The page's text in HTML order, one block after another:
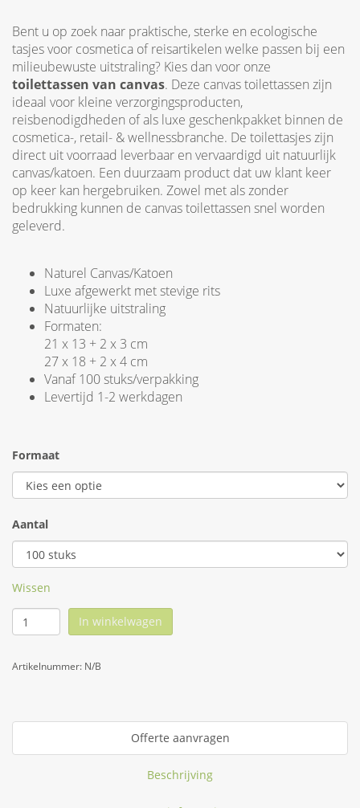
Bent u op zoek naar praktische, sterke en ecologische
tasjes voor cosmetica of reisartikelen welke passen bij een
milieubewuste uitstraling? Kies dan voor onze
toilettassen van canvas. Deze canvas toilettassen zijn
ideaal voor kleine verzorgingsproducten,
reisbenodigdheden of als luxe geschenkpakket binnen de
cosmetica-, retail- & wellnessbranche. De toilettasjes zijn
direct uit voorraad leverbaar en vervaardigd uit natuurlijk
canvas/katoen. Een duurzaam product dat uw klant keer
op keer kan hergebruiken. Zowel met als zonder
bedrukking kunnen de canvas toilettassen snel worden
geleverd.
Naturel Canvas/Katoen
Luxe afgewerkt met stevige rits
Natuurlijke uitstraling
Formaten:
21 x 13 + 2 x 3 cm
27 x 18 + 2 x 4 cm
Vanaf 100 stuks/verpakking
Levertijd 1-2 werkdagen
Formaat
Aantal
Wissen
In winkelwagen
Artikelnummer: N/B
Offerte aanvragen
Beschrijving